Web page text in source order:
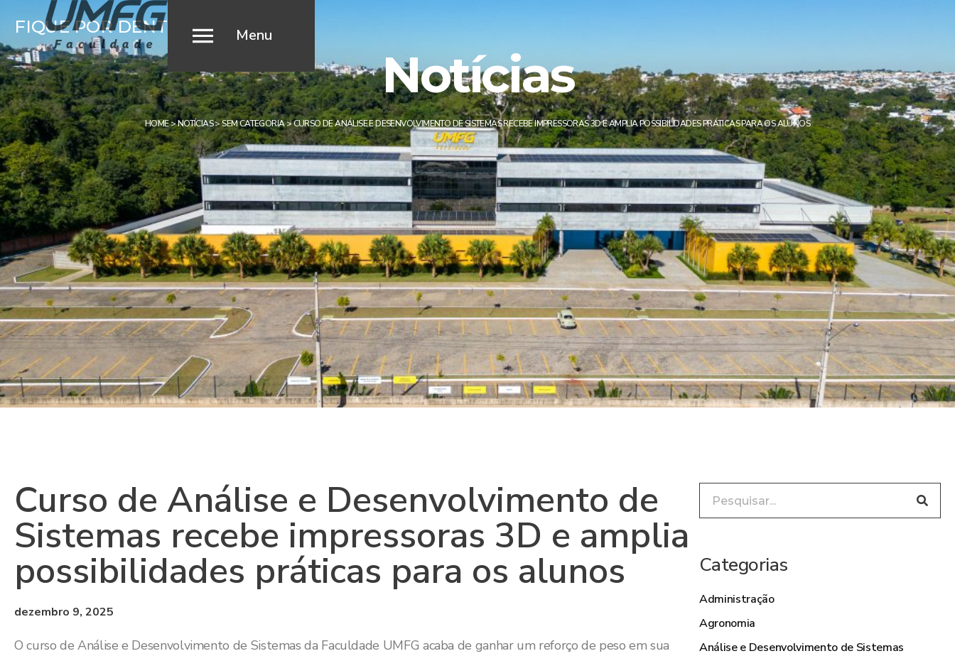
Menu
FIQUE POR DENTRO
Notícias
HOME>NOTÍCIAS>SEM CATEGORIA>CURSO DE ANÁLISE E DESENVOLVIMENTO DE SISTEMAS RECEBE IMPRESSORAS 3D E AMPLIA POSSIBILIDADES PRÁTICAS PARA OS ALUNOS
Curso de Análise e Desenvolvimento de
Sistemas recebe impressoras 3D e amplia
possibilidades práticas para os alunos
dezembro 9, 2025
O curso de Análise e Desenvolvimento de Sistemas da Faculdade UMFG acaba de ganhar um reforço de peso em sua
Categorias
Administração
Agronomia
Análise e Desenvolvimento de Sistemas